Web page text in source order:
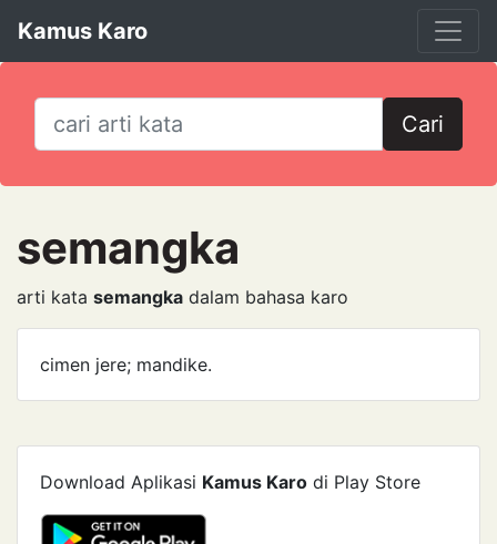
Kamus Karo
Cari
semangka
arti kata semangka dalam bahasa karo
cimen jere; mandike.
Download Aplikasi Kamus Karo di Play Store